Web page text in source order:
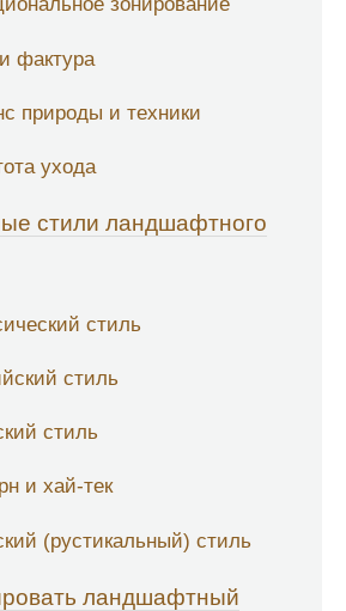
фактура
природы и техники
ухода
стили ландшафтного
стиль
стиль
стиль
и хай-тек
(рустикальный) стиль
ландшафтный